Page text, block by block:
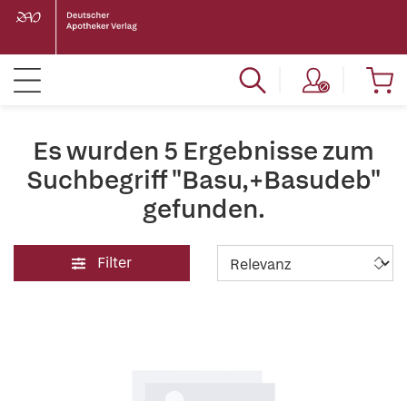
Es wurden 5 Ergebnisse zum
Suchbegriff "Basu,+Basudeb"
gefunden.
Filter